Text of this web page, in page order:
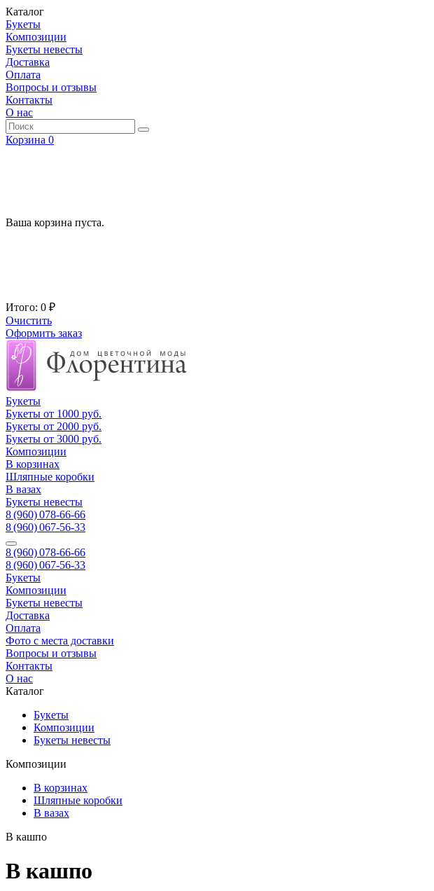
Каталог
Букеты
Композиции
Букеты невесты
Доставка
Оплата
Вопросы и отзывы
Контакты
О нас
Корзина 0
Ваша корзина пуста.
Итого: 0 ₽
Очистить
Оформить заказ
Букеты
Букеты от 1000 руб.
Букеты от 2000 руб.
Букеты от 3000 руб.
Композиции
В корзинах
Шляпные коробки
В вазах
Букеты невесты
8 (960) 078-66-66
8 (960) 067-56-33
8 (960) 078-66-66
8 (960) 067-56-33
Букеты
Композиции
Букеты невесты
Доставка
Оплата
Фото с места доставки
Вопросы и отзывы
Контакты
О нас
Каталог
Букеты
Композиции
Букеты невесты
Композиции
В корзинах
Шляпные коробки
В вазах
В кашпо
В кашпо